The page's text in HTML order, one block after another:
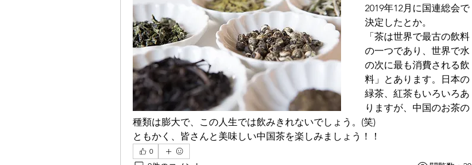
2019年12月に国連総会で
決定したとか。
「茶は世界で最古の飲料
の一つであり、世界で水
の次に最も消費される飲
料」とあります。日本の
緑茶、紅茶もいろいろあ
りますが、中国のお茶の
種類は膨大で、この人生では飲みきれないでしょう。(笑)
ともかく、皆さんと美味しい中国茶を楽しみましょう！！
0